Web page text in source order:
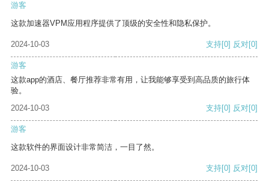
游客
这款加速器VPM应用程序提供了顶级的安全性和隐私保护。
2024-10-03 支持[0] 反对[0]
游客
这款app的酒店、餐厅推荐非常有用，让我能够享受到高品质的旅行体
验。
2024-10-03
支持[0] 反对[0]
游客
这款软件的界面设计非常简洁，一目了然。
2024-10-03 支持[0] 反对[0]